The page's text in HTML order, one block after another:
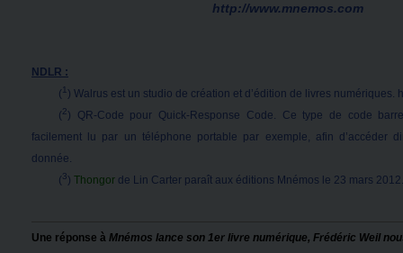
http://www.mnemos.com
NDLR :
(1) Walrus est un studio de création et d’édition de livres numériques.
(2) QR-Code pour Quick-Response Code. Ce type de code
facilement lu par un téléphone portable par exemple, afin d’accéder
donnée.
(3) Thongor de Lin Carter paraît aux éditions Mnémos le 23 mars 2012.
Une réponse à Mnémos lance son 1er livre numérique, Frédéric Weil